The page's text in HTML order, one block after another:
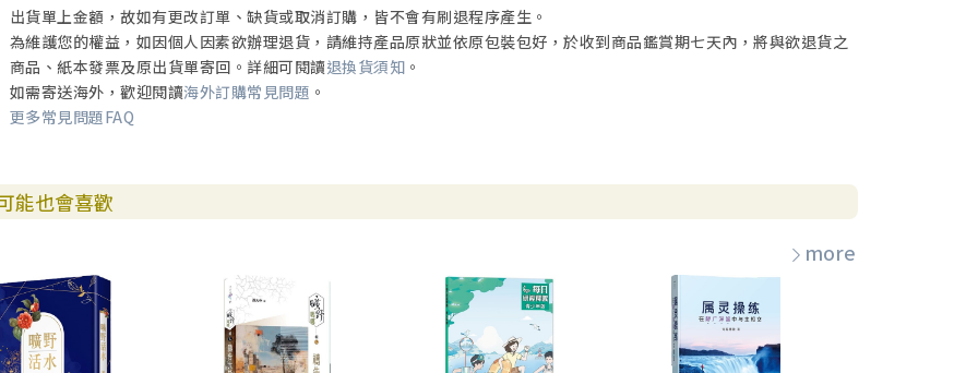
出貨單上金額，故如有更改訂單、缺貨或取消訂購，皆不會有刷退程序產生。
為維護您的權益，如因個人因素欲辦理退貨，請維持產品原狀並依原包裝包好，於收到商品鑑賞期七天內，將與欲退貨之
商品、紙本發票及原出貨單寄回。詳細可閱讀退換貨須知 。
如需寄送海外，歡迎閱讀海外訂購常見問題 。
更多常見問題FAQ
能也會喜歡
more